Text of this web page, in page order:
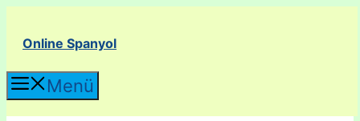
tartalomba
Online Spanyol
Menü